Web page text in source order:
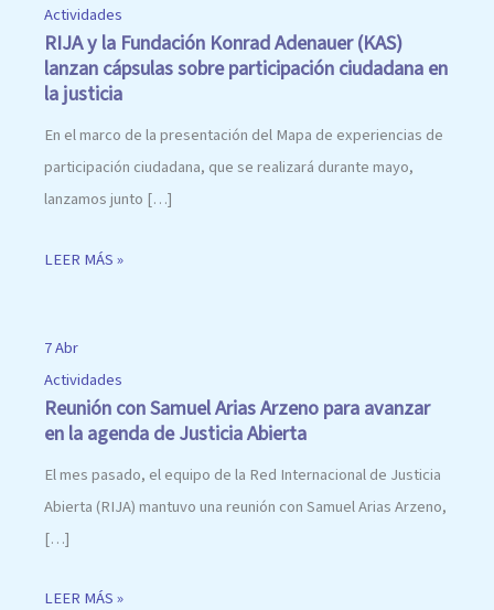
Actividades
RIJA y la Fundación Konrad Adenauer (KAS)
lanzan cápsulas sobre participación ciudadana en
la justicia
En el marco de la presentación del Mapa de experiencias de
participación ciudadana, que se realizará durante mayo,
lanzamos junto […]
LEER MÁS »
7 Abr
Actividades
Reunión con Samuel Arias Arzeno para avanzar
en la agenda de Justicia Abierta
El mes pasado, el equipo de la Red Internacional de Justicia
Abierta (RIJA) mantuvo una reunión con Samuel Arias Arzeno,
[…]
LEER MÁS »